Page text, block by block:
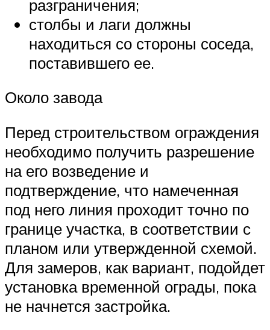
разграничения;
столбы и лаги должны
находиться со стороны соседа,
поставившего ее.
Около завода
Перед строительством ограждения
необходимо получить разрешение
на его возведение и
подтверждение, что намеченная
под него линия проходит точно по
границе участка, в соответствии с
планом или утвержденной схемой.
Для замеров, как вариант, подойдет
установка временной ограды, пока
не начнется застройка.